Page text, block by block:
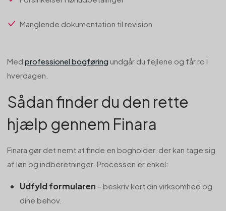
Manglende dokumentation til revision
Med professionel bogføring undgår du fejlene og får ro i
hverdagen.
Sådan finder du den rette
hjælp gennem Finara
Finara gør det nemt at finde en bogholder, der kan tage sig
af løn og indberetninger. Processen er enkel:
Udfyld formularen – beskriv kort din virksomhed og
dine behov.